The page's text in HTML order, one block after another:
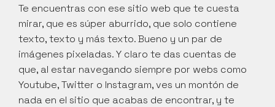
Te encuentras con ese sitio web que te cuesta
mirar, que es súper aburrido, que solo contiene
texto, texto y más texto. Bueno y un par de
imágenes pixeladas. Y claro te das cuentas de
que, al estar navegando siempre por webs como
Youtube, Twitter o Instagram, ves un montón de
nada en el sitio que acabas de encontrar, y te